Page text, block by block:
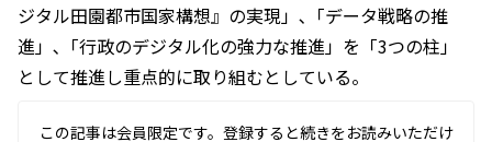
ジタル田園都市国家構想』の実現」､「データ戦略の推
進」､「行政のデジタル化の強力な推進」を「3つの柱」
として推進し重点的に取り組むとしている。
この記事は会員限定です。登録すると続きをお読みいただけ